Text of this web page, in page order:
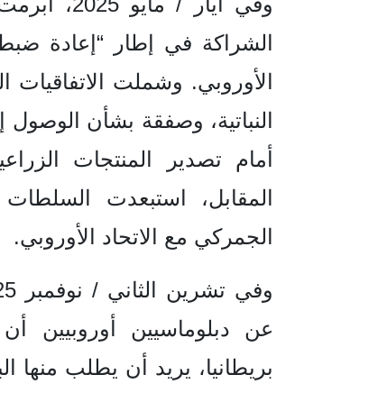
الشراكة في إطار “إعادة
الأوروبي. وشملت الاتفاقيات
النباتية، وصفقة بشأن الوصول
أمام تصدير المنتجات
المقابل، استبعدت السلطات
الجمركي مع الاتحاد الأوروبي.
عن دبلوماسيين أوروبيين
بريطانيا، يريد أن يطلب منها